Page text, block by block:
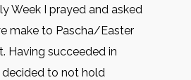
Week I prayed and asked
make to Pascha/Easter
Having succeeded in
to not hold